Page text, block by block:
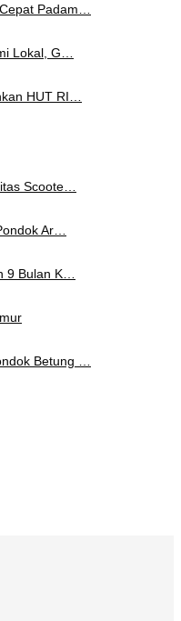
Padam…
Lokal, G…
HUT RI…
Scoote…
Ar…
9 Bulan K…
Betung …